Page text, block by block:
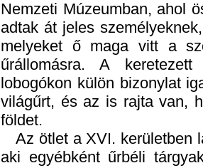
földet.
Az ötlet a XVI. kerületben
aki egyébként űrbéli
van, ahol egy magyar
történt ez akkor is, amikor
fizetős űrturista indult az
földet vitetett fel vele, amit
kistarcsai földbe ültették
található jelenleg is a